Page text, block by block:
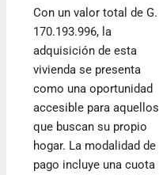
Con un valor total de G.
170.193.996, la
adquisición de esta
vivienda se presenta
como una oportunidad
accesible para aquellos
que buscan su propio
hogar. La modalidad de
pago incluye una cuota